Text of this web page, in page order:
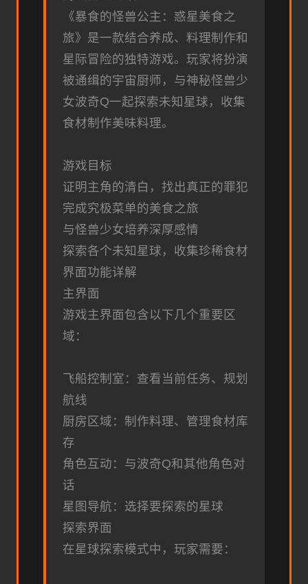
《暴食的怪兽公主：惑星美食之
旅》是一款结合养成、料理制作和
星际冒险的独特游戏。玩家将扮演
被通缉的宇宙厨师，与神秘怪兽少
女波奇Q一起探索未知星球，收集
食材制作美味料理。
游戏目标
证明主角的清白，找出真正的罪犯
完成究极菜单的美食之旅
与怪兽少女培养深厚感情
探索各个未知星球，收集珍稀食材
界面功能详解
主界面
游戏主界面包含以下几个重要区
域：
飞船控制室：查看当前任务、规划
航线
厨房区域：制作料理、管理食材库
存
角色互动：与波奇Q和其他角色对
话
星图导航：选择要探索的星球
探索界面
在星球探索模式中，玩家需要：